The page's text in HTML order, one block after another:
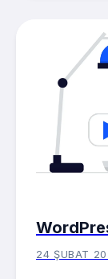
24 ŞUBAT